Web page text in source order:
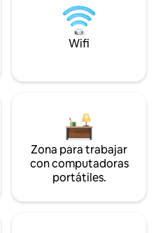
Wifi
Zona para trabajar
con computadoras
portátiles.